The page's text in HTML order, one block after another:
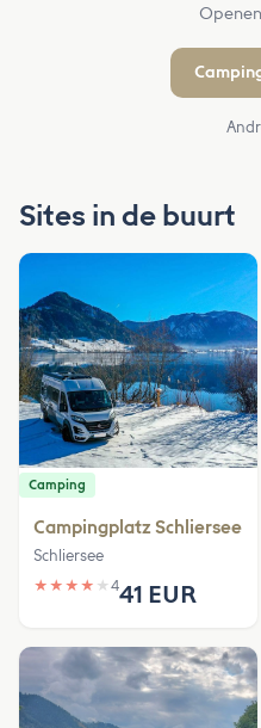
Sites in de buurt
Camping
Campingplatz Schliersee
Schliersee
★ ★ ★ ★ ★ 441 EUR